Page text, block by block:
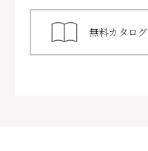
無料カタログ